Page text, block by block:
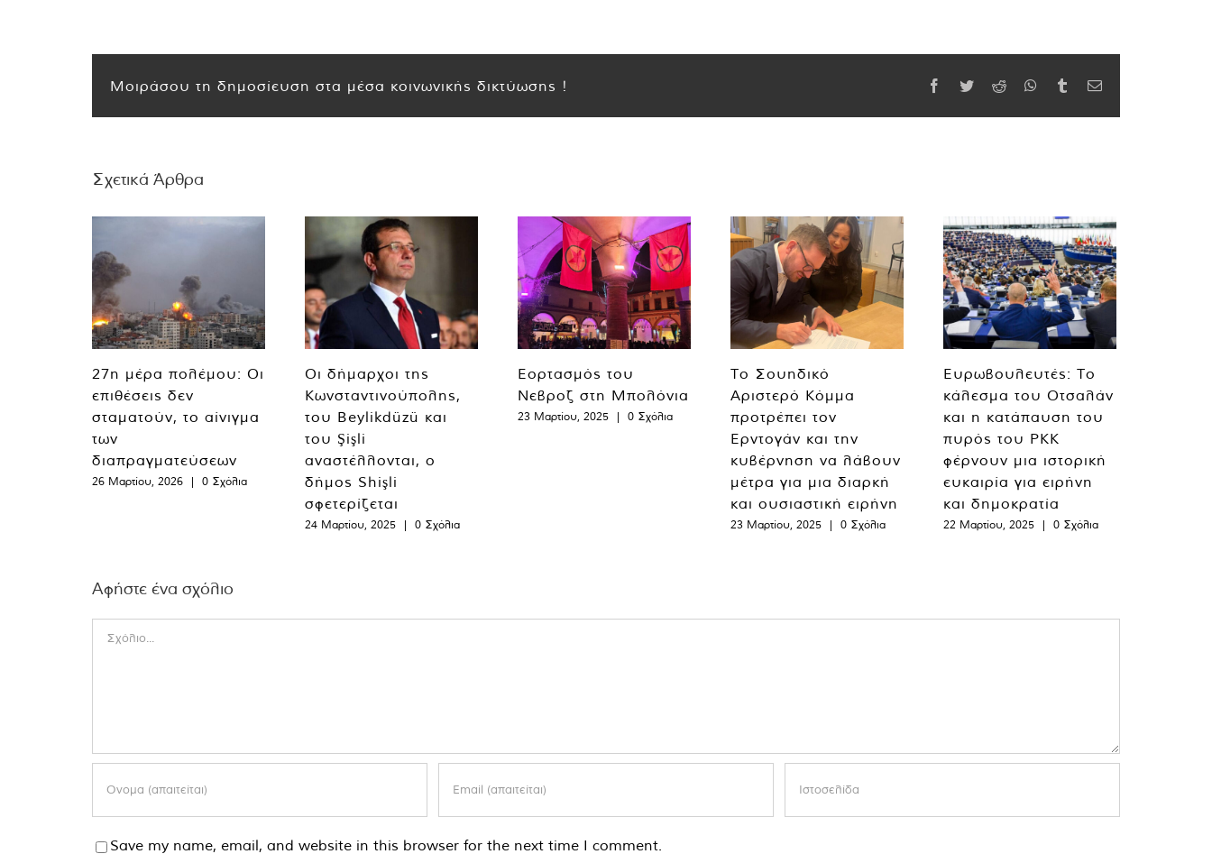
Μοιράσου τη δημοσίευση στα μέσα κοινωνικής δικτύωσης ! Facebook
TwitterReddit WhatsApp
TumblrEmail
Σχετικά Άρθρα
27η μέρα πολέμου: Οι
επιθέσεις δεν
σταματούν, το αίνιγμα
των
διαπραγματεύσεων
26 Μαρτίου, 2026 | 0 Σχόλια
Οι δήμαρχοι της
Κωνσταντινούπολης,
του Beylikdüzü και
του Şişli
αναστέλλονται, ο
δήμος Shişli
σφετερίζεται
24 Μαρτίου, 2025 | 0 Σχόλια
Εορτασμός του
Νεβροζ στη Μπολόνια
23 Μαρτίου, 2025 | 0 Σχόλια
Το Σουηδικό
Αριστερό Κόμμα
προτρέπει τον
Ερντογάν και την
κυβέρνηση να λάβουν
μέτρα για μια διαρκή
και ουσιαστική ειρήνη
23 Μαρτίου, 2025 | 0 Σχόλια
Ευρωβουλευτές: Το
κάλεσμα του Οτσαλάν
και η κατάπαυση του
πυρός του PKK
φέρνουν μια ιστορική
ευκαιρία για ειρήνη
και δημοκρατία
22 Μαρτίου, 2025 | 0 Σχόλια
Αφήστε ένα σχόλιο
Save my name, email, and website in this browser for the next time I comment.